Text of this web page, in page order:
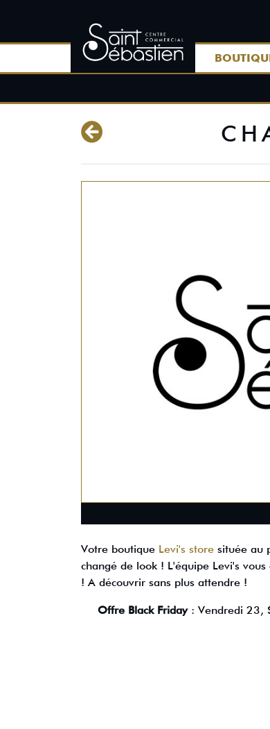
Votre boutique Levi's store située au
changé de look ! L'équipe Levi's
! A découvrir sans plus attendre !
Offre Black Friday: Vendredi 23,